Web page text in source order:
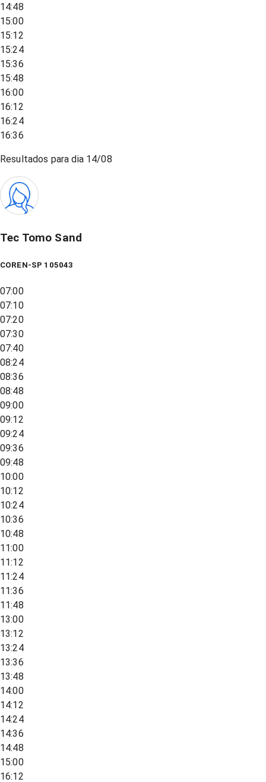
14:48
15:00
15:12
15:24
15:36
15:48
16:00
16:12
16:24
16:36
Resultados para dia 14/08
Tec Tomo Sand
COREN-SP 105043
07:00
07:10
07:20
07:30
07:40
08:24
08:36
08:48
09:00
09:12
09:24
09:36
09:48
10:00
10:12
10:24
10:36
10:48
11:00
11:12
11:24
11:36
11:48
13:00
13:12
13:24
13:36
13:48
14:00
14:12
14:24
14:36
14:48
15:00
16:12